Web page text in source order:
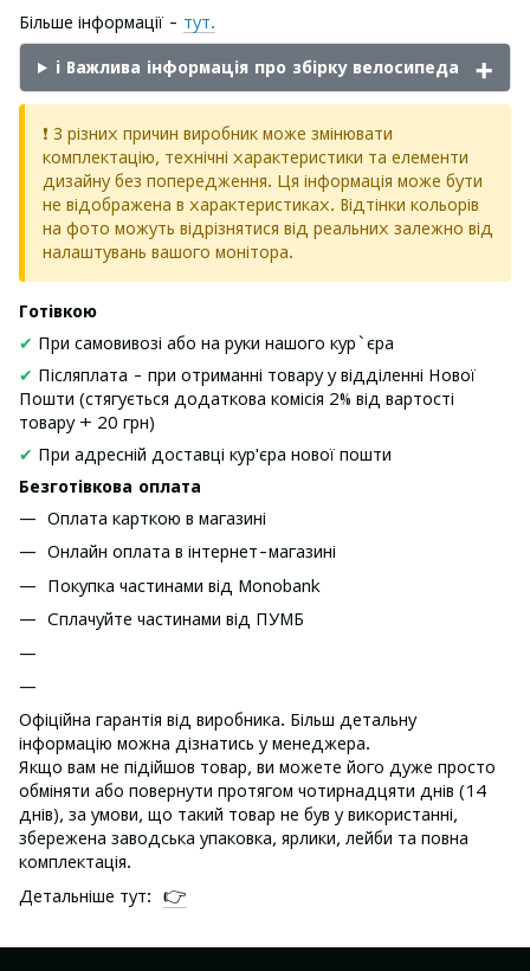
Більше інформації - тут.
ℹ️ Важлива інформація про збірку велосипеда
❗ З різних причин виробник може змінювати
комплектацію, технічні характеристики та елементи
дизайну без попередження. Ця інформація може бути
не відображена в характеристиках. Відтінки кольорів
на фото можуть відрізнятися від реальних залежно від
налаштувань вашого монітора.
Готівкою
✔ При самовивозі або на руки нашого кур`єра
✔ Післяплата - при отриманні товару у відділенні Нової
Пошти (стягується додаткова комісія 2% від вартості
товару + 20 грн)
✔ При адресній доставці кур'єра нової пошти
Безготівкова оплата
Оплата карткою в магазині
Онлайн оплата в інтернет-магазині
Покупка частинами від Monobank
Сплачуйте частинами від ПУМБ
Офіційна гарантія від виробника. Більш детальну
інформацію можна дізнатись у менеджера.
Якщо вам не підійшов товар, ви можете його дуже просто
обміняти або повернути протягом чотирнадцяти днів (14
днів), за умови, що такий товар не був у використанні,
збережена заводська упаковка, ярлики, лейби та повна
комплектація.
Детальніше тут:
👉